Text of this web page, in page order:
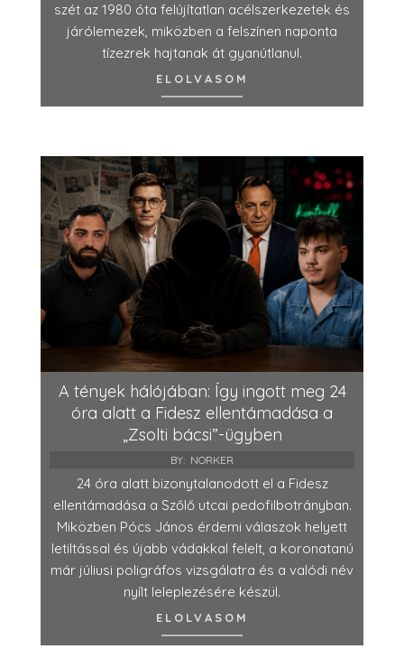
szét az 1980 óta felújítatlan acélszerkezetek és
járólemezek, miközben a felszínen naponta
tízezrek hajtanak át gyanútlanul.
ELOLVASOM
A tények hálójában: Így ingott meg 24
óra alatt a Fidesz ellentámadása a
„Zsolti bácsi”-ügyben
BY: NORKER
24 óra alatt bizonytalanodott el a Fidesz
ellentámadása a Szőlő utcai pedofilbotrányban.
Miközben Pócs János érdemi válaszok helyett
letiltással és újabb vádakkal felelt, a koronatanú
már júliusi poligráfos vizsgálatra és a valódi név
nyílt leleplezésére készül.
ELOLVASOM